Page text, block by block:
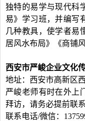
独特的易学与现代科
易》学习班，并编写
几种教具，使学者易
居风水布局》《商铺
西安市严峻企业文化
地址：西安市高新区
严峻老师有时在外上
拜访，请务必提前联
联系电话/微信：